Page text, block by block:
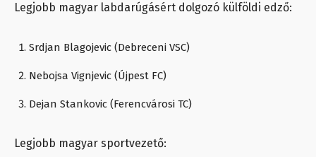
Legjobb magyar labdarúgásért dolgozó külföldi edző:
Srdjan Blagojevic (Debreceni VSC)
Nebojsa Vignjevic (Újpest FC)
Dejan Stankovic (Ferencvárosi TC)
Legjobb magyar sportvezető: